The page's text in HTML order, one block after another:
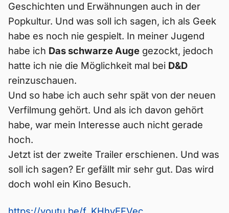
Geschichten und Erwähnungen auch in der
Popkultur. Und was soll ich sagen, ich als Geek
habe es noch nie gespielt. In meiner Jugend
habe ich Das schwarze Auge gezockt, jedoch
hatte ich nie die Möglichkeit mal bei D&D
reinzuschauen.
Und so habe ich auch sehr spät von der neuen
Verfilmung gehört. Und als ich davon gehört
habe, war mein Interesse auch nicht gerade
hoch.
Jetzt ist der zweite Trailer erschienen. Und was
soll ich sagen? Er gefällt mir sehr gut. Das wird
doch wohl ein Kino Besuch.